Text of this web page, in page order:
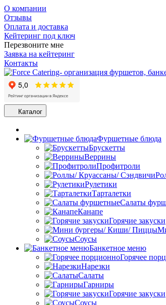
О компании
Отзывы
Оплата и доставка
Кейтеринг под ключ
Перезвоните мне
Заявка на кейтеринг
Контакты
Каталог
Фуршетные блюда
Брускетты
Веррины
Профитроли
Рулетики
Тарталетки
Салаты
Канапе
Горячие закуски
Соусы
Банкетное меню
Горячее
Нарезки
Салаты
Гарниры
Горячие закуски
Соусы